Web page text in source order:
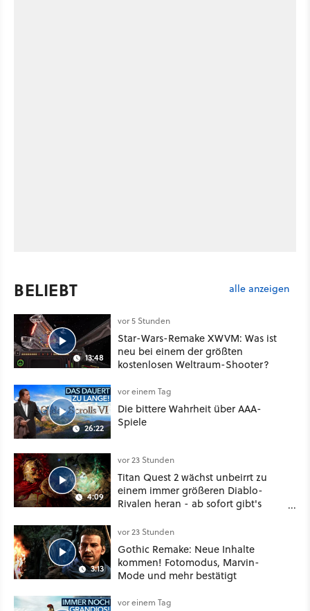
BELIEBT alle anzeigen
13:48
vor 5 Stunden
Star-Wars-Remake XWVM: Was ist
neu bei einem der größten
kostenlosen Weltraum-Shooter?
26:22
vor einem Tag
Die bittere Wahrheit über AAA-
Spiele
4:09
vor 23 Stunden
Titan Quest 2 wächst unbeirrt zu
einem immer größeren Diablo-
Rivalen heran - ab sofort gibt's
Klasse
3:13
vor 23 Stunden
Gothic Remake: Neue Inhalte
kommen! Fotomodus, Marvin-
Mode und mehr bestätigt
vor einem Tag